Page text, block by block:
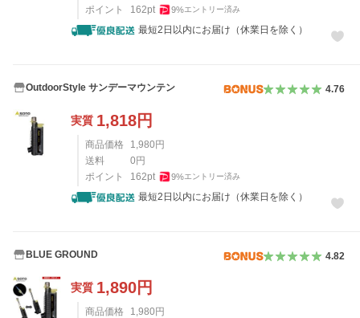
ポイント
162pt 9%エントリー済み
最短2日以内にお届け（休業日を除く）
OutdoorStyle サンデーマウンテン 4.76
実質 1,818円
商品価格 1,980 円
送料
0 円
ポイント
162pt 9%エントリー済み
最短2日以内にお届け（休業日を除く）
BLUE GROUND 4.82
実質 1,890円
商品価格 1,980 円